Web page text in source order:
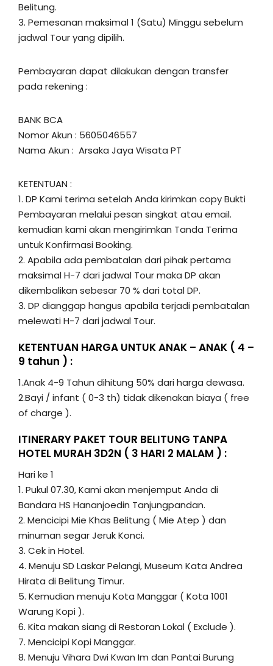
Belitung.
3. Pemesanan maksimal 1 (Satu) Minggu sebelum
jadwal Tour yang dipilih.
Pembayaran dapat dilakukan dengan transfer
pada rekening :
BANK BCA
Nomor Akun : 5605046557
Nama Akun : Arsaka Jaya Wisata PT
KETENTUAN :
1. DP Kami terima setelah Anda kirimkan copy Bukti
Pembayaran melalui pesan singkat atau email.
kemudian kami akan mengirimkan Tanda Terima
untuk Konfirmasi Booking.
2. Apabila ada pembatalan dari pihak pertama
maksimal H-7 dari jadwal Tour maka DP akan
dikembalikan sebesar 70 % dari total DP.
3. DP dianggap hangus apabila terjadi pembatalan
melewati H-7 dari jadwal Tour.
KETENTUAN HARGA UNTUK ANAK – ANAK ( 4 –
9 tahun ) :
1.Anak 4-9 Tahun dihitung 50% dari harga dewasa.
2.Bayi / infant ( 0-3 th) tidak dikenakan biaya ( free
of charge ).
ITINERARY PAKET TOUR BELITUNG TANPA
HOTEL MURAH 3D2N ( 3 HARI 2 MALAM ) :
Hari ke 1
1. Pukul 07.30, Kami akan menjemput Anda di
Bandara HS Hananjoedin Tanjungpandan.
2. Mencicipi Mie Khas Belitung ( Mie Atep ) dan
minuman segar Jeruk Konci.
3. Cek in Hotel.
4. Menuju SD Laskar Pelangi, Museum Kata Andrea
Hirata di Belitung Timur.
5. Kemudian menuju Kota Manggar ( Kota 1001
Warung Kopi ).
6. Kita makan siang di Restoran Lokal ( Exclude ).
7. Mencicipi Kopi Manggar.
8. Menuju Vihara Dwi Kwan Im dan Pantai Burung